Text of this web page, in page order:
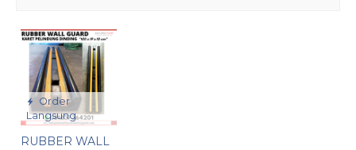
Order
Langsung
RUBBER WALL